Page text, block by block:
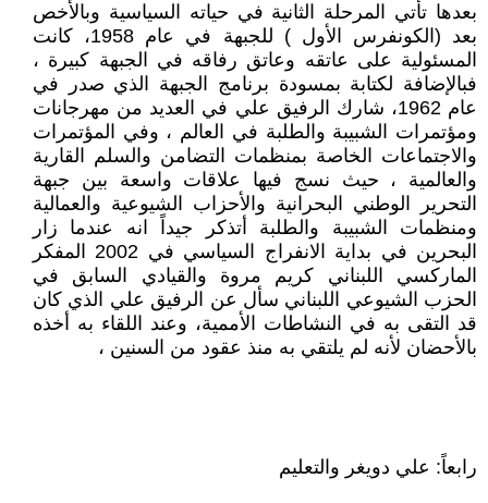
بعدها تأتي المرحلة الثانية في حياته السياسية وبالأخص
بعد (الكونفرس الأول ) للجبهة في عام 1958، كانت
المسئولية على عاتقه وعاتق رفاقه في الجبهة كبيرة ،
فبالإضافة لكتابة بمسودة برنامج الجبهة الذي صدر في
عام 1962، شارك الرفيق علي في العديد من مهرجانات
ومؤتمرات الشبيبة والطلبة في العالم ، وفي المؤتمرات
والاجتماعات الخاصة بمنظمات التضامن والسلم القارية
والعالمية ، حيث نسج فيها علاقات واسعة بين جبهة
التحرير الوطني البحرانية والأحزاب الشيوعية والعمالية
ومنظمات الشبيبة والطلبة أتذكر جيداً انه عندما زار
البحرين في بداية الانفراج السياسي في 2002 المفكر
الماركسي اللبناني كريم مروة والقيادي السابق في
الحزب الشيوعي اللبناني سأل عن الرفيق علي الذي كان
قد التقى به في النشاطات الأممية، وعند اللقاء به أخذه
بالأحضان لأنه لم يلتقي به منذ عقود من السنين ،
رابعاً: علي دويغر والتعليم